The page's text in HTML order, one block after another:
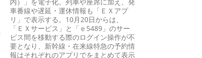
車番線や遅延・運休情報も「ＥＸアプ
リ」で表示する。10月20日からは、
「ＥＸサービス」と「ｅ5489」のサー
ビス間を移動する際のログイン操作が不
要となり、新幹線・在来線特急の予約情
報はそれぞれのアプリでをまとめて表示